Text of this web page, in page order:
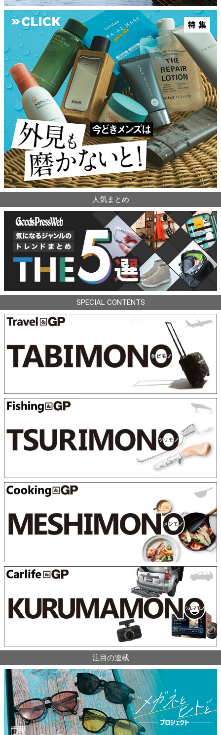
人気まとめ
SPECIAL CONTENTS
注目の連載